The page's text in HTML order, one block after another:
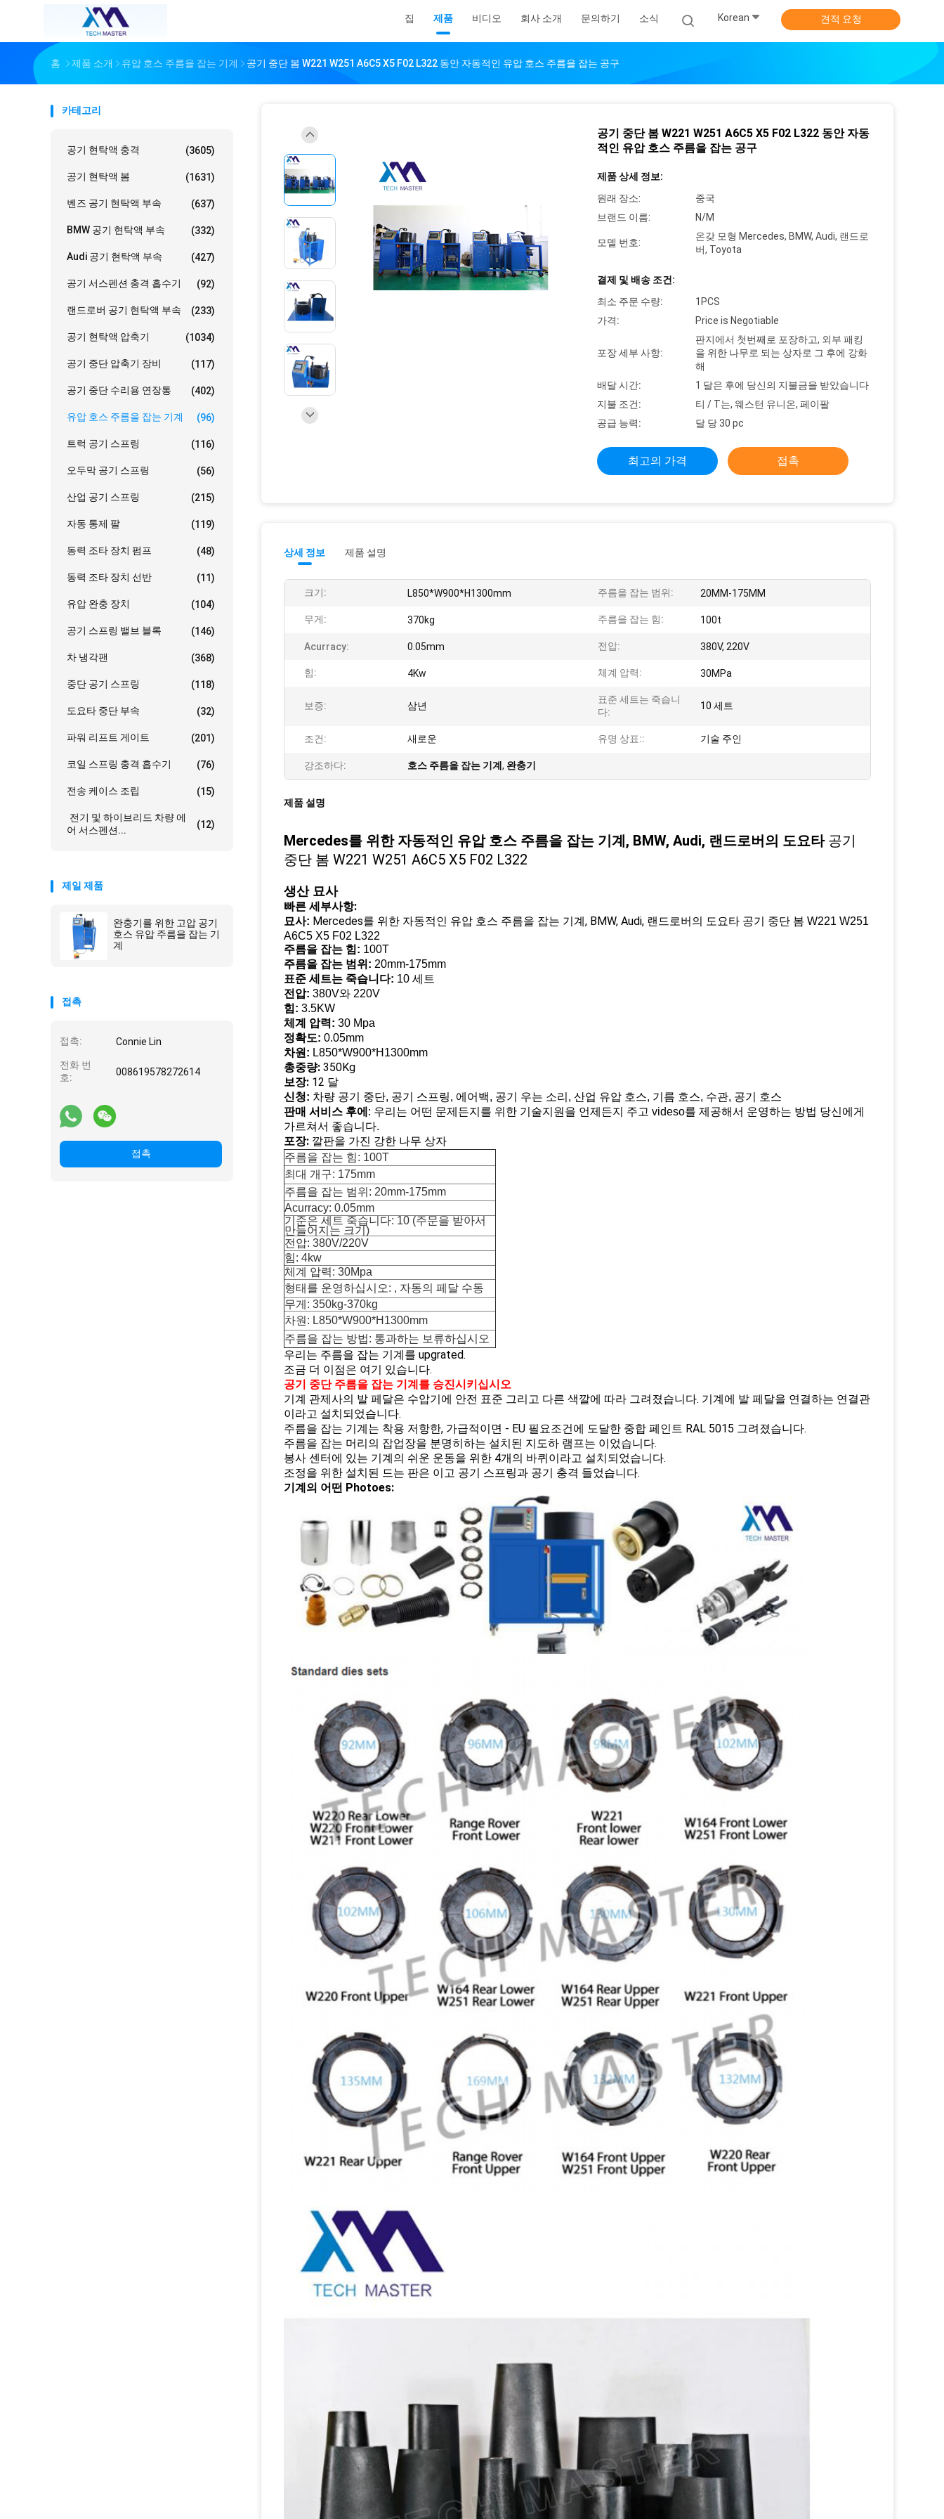
집 제품 비디오 회사 소개 문의하기 소식 Korean 견적 요청
홈 제품 소개 유압 호스 주름을 잡는 기계 공기 중단 봄 W221 W251 A6C5 X5 F02 L322 동안 자동적인 유압 호스 주름을 잡는 공구
카테고리
공기 현탁액 충격 (3605)
공기 현탁액 봄 (1631)
벤즈 공기 현탁액 부속 (637)
BMW 공기 현탁액 부속 (332)
Audi 공기 현탁액 부속 (427)
공기 서스펜션 충격 흡수기 (92)
랜드로버 공기 현탁액 부속 (233)
공기 현탁액 압축기 (1034)
공기 중단 압축기 장비 (117)
공기 중단 수리용 연장통 (402)
유압 호스 주름을 잡는 기계 (96)
트럭 공기 스프링 (116)
오두막 공기 스프링 (56)
산업 공기 스프링 (215)
자동 통제 팔 (119)
동력 조타 장치 펌프 (48)
동력 조타 장치 선반 (11)
유압 완충 장치 (104)
공기 스프링 밸브 블록 (146)
차 냉각팬 (368)
중단 공기 스프링 (118)
도요타 중단 부속 (32)
파워 리프트 게이트 (201)
코일 스프링 충격 흡수기 (76)
전송 케이스 조립 (15)
전기 및 하이브리드 차량 에
어 서스펜션...
(12)
제일 제품
완충기를 위한 고압 공기
호스 유압 주름을 잡는 기
계
접촉
접촉: Connie Lin
전화 번
호:
008619578272614
접촉
공기 중단 봄 W221 W251 A6C5 X5 F02 L322 동안 자동
적인 유압 호스 주름을 잡는 공구
제품 상세 정보:
원래 장소:
중국
브랜드 이름:
N/M
모델 번호:
온갖 모형 Mercedes, BMW, Audi, 랜드로
버, Toyota
결제 및 배송 조건:
최소 주문 수량:
1PCS
가격:
Price is Negotiable
포장 세부 사항:
판지에서 첫번째로 포장하고, 외부 패킹
을 위한 나무로 되는 상자로 그 후에 강화
해
배달 시간:
1 달은 후에 당신의 지불금을 받았습니다
지불 조건:
티 / T는, 웨스턴 유니온, 페이팔
공급 능력:
달 당 30 pc
최고의 가격 접촉
상세 정보 제품 설명
크기: L850*W900*H1300mm 주름을 잡는 범위: 20MM-175MM
무게: 370kg 주름을 잡는 힘: 100t
Acurracy: 0.05mm 전압: 380V, 220V
힘: 4Kw 체계 압력: 30MPa
보증: 삼년
표준 세트는 죽습니
다:
10 세트
조건: 새로운 유명 상표:: 기술 주인
강조하다: 호스 주름을 잡는 기계 , 완충기
제품 설명
Mercedes를 위한 자동적인 유압 호스 주름을 잡는 기계, BMW, Audi, 랜드로버의 도요타공기
중단 봄 W221 W251 A6C5 X5 F02 L322
생산 묘사
빠른 세부사항:
묘사: Mercedes를 위한 자동적인 유압 호스 주름을 잡는 기계 , BMW, Audi, 랜드로버의 도요타 공기 중단 봄 W221 W251
A6C5 X5 F02 L322
주름을 잡는 힘: 100T
주름을 잡는 범위: 20mm-175mm
표준 세트는 죽습니다: 10 세트
전압: 380V와 220V
힘: 3.5KW
체계 압력: 30 Mpa
정확도: 0.05mm
차원: L850*W900*H1300mm
총중량: 350Kg
보장: 12 달
신청: 차량 공기 중단, 공기 스프링, 에어백, 공기 우는 소리, 산업 유압 호스, 기름 호스, 수관, 공기 호스
판매 서비스 후에 : 우리는 어떤 문제든지를 위한 기술지원을 언제든지 주고 videso를 제공해서 운영하는 방법 당신에게
가르쳐서 좋습니다.
포장: 깔판을 가진 강한 나무 상자
주름을 잡는 힘: 100T
최대 개구: 175mm
주름을 잡는 범위: 20mm-175mm
Acurracy: 0.05mm
기준은 세트 죽습니다: 10 (주문을 받아서
만들어지는 크기)
전압: 380V/220V
힘: 4kw
체계 압력: 30Mpa
형태를 운영하십시오: , 자동의 페달 수동
무게: 350kg-370kg
차원: L850*W900*H1300mm
주름을 잡는 방법: 통과하는 보류하십시오
우리는 주름을 잡는 기계를 upgrated.
조금 더 이점은 여기 있습니다.
공기 중단 주름을 잡는 기계를 승진시키십시오
기계 관제사의 발 페달은 수압기에 안전 표준 그리고 다른 색깔에 따라 그려졌습니다. 기계에 발 페달을 연결하는 연결관
이라고 설치되었습니다.
주름을 잡는 기계는 착용 저항한, 가급적이면 - EU 필요조건에 도달한 중합 페인트 RAL 5015 그려졌습니다.
주름을 잡는 머리의 잡업장을 분명히하는 설치된 지도하 램프는 이었습니다.
봉사 센터에 있는 기계의 쉬운 운동을 위한 4개의 바퀴이라고 설치되었습니다.
조정을 위한 설치된 드는 판은 이고 공기 스프링과 공기 충격 들었습니다.
기계의 어떤 Photoes: